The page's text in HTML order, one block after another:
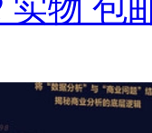
实物 包